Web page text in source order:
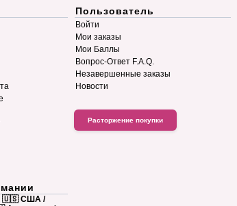
🇺🇸 США /
Пользователь
Войти
Мои заказы
Мои Баллы
Вопрос-Ответ F.A.Q.
Незавершенные заказы
Новости
Расторжение покупки